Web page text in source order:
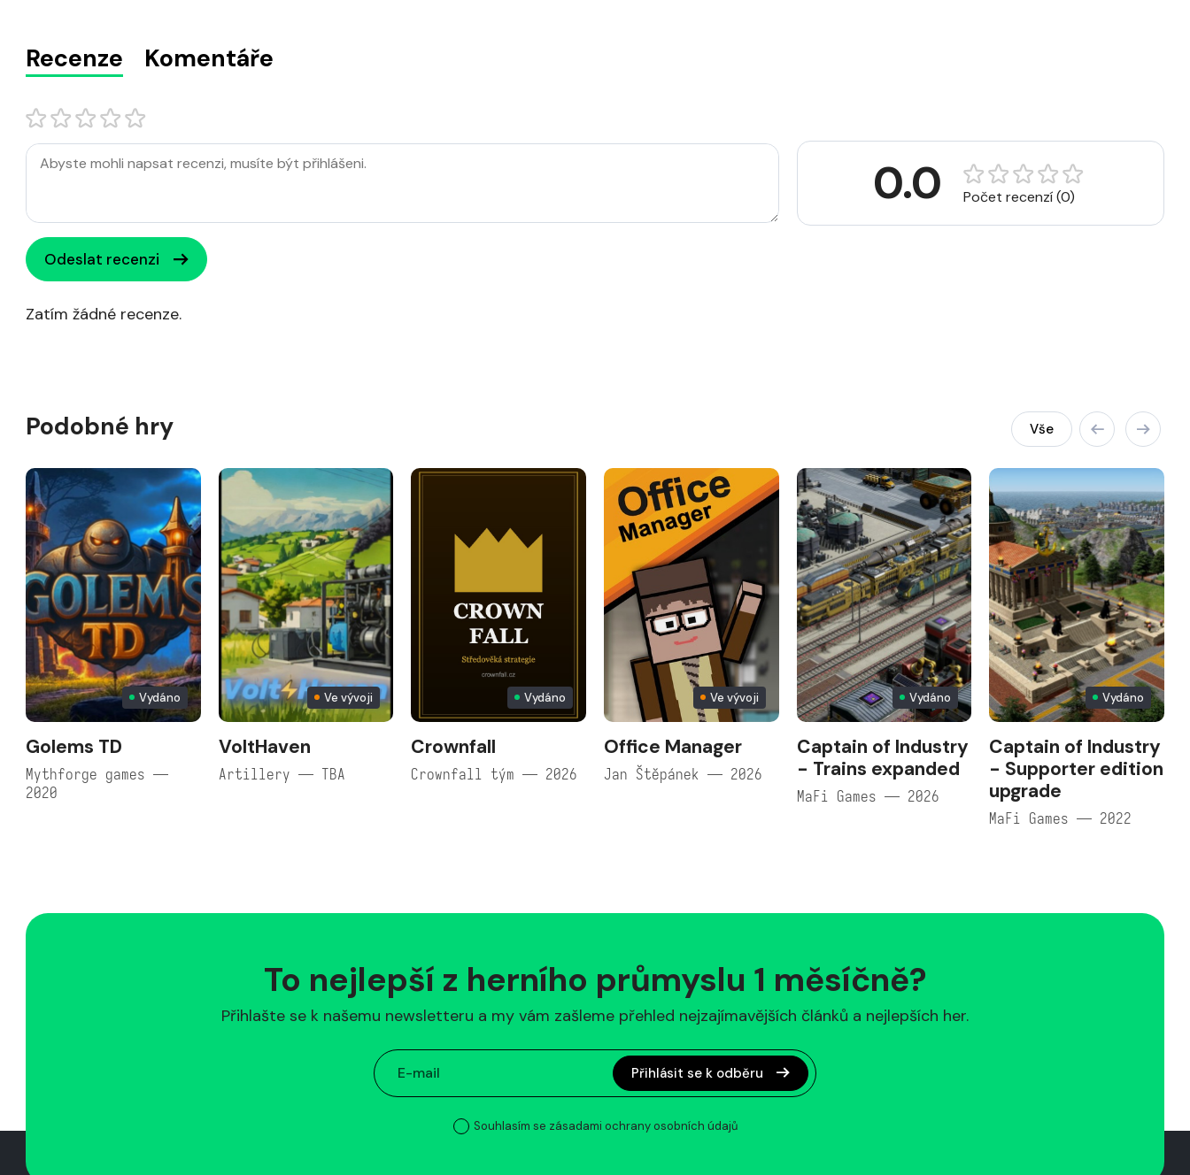
Recenze Komentáře
Odeslat recenzi
Zatím žádné recenze.
0.0 Počet recenzí (0)
Podobné hry Vše
Vydáno
Golems TD
Mythforge games —
2020
Ve vývoji
VoltHaven
Artillery — TBA
Vydáno
Crownfall
Crownfall tým — 2026
Ve vývoji
Office Manager
Jan Štěpánek — 2026
Vydáno
Captain of Industry
- Trains expanded
MaFi Games — 2026
Vydáno
Captain of Industry
- Supporter edition
upgrade
MaFi Games — 2022
To nejlepší z herního průmyslu 1 měsíčně?
Přihlašte se k našemu newsletteru a my vám zašleme přehled nejzajímavějších článků a nejlepších her.
Přihlásit se k odběru
Souhlasím se zásadami ochrany osobních údajů